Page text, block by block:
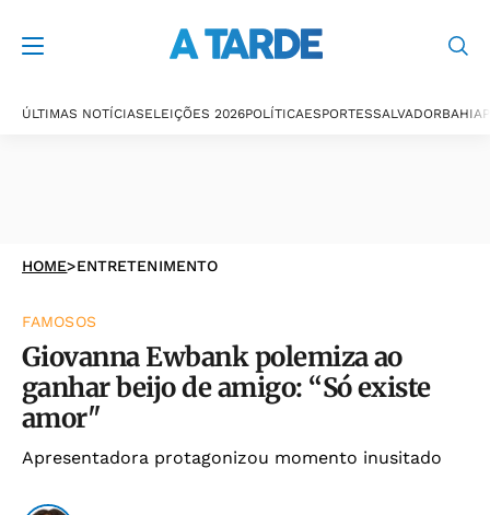
ÚLTIMAS NOTÍCIASELEIÇÕES 2026POLÍTICAESPORTESSALVADORBAHIA
HOME>ENTRETENIMENTO
FAMOSOS
Giovanna Ewbank polemiza ao
ganhar beijo de amigo: “Só existe
amor"
Apresentadora protagonizou momento inusitado